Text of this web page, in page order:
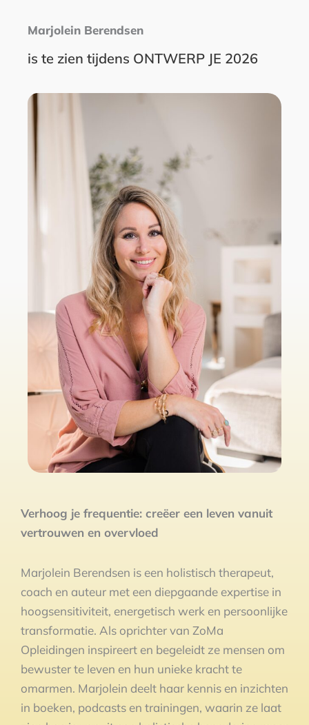
Marjolein Berendsen
is te zien tijdens ONTWERP JE 2026
Verhoog je frequentie: creëer een leven vanuit
vertrouwen en overvloed
Marjolein Berendsen is een holistisch therapeut,
coach en auteur met een diepgaande expertise in
hoogsensitiviteit, energetisch werk en persoonlijke
transformatie. Als oprichter van ZoMa
Opleidingen inspireert en begeleidt ze mensen om
bewuster te leven en hun unieke kracht te
omarmen. Marjolein deelt haar kennis en inzichten
in boeken, podcasts en trainingen, waarin ze laat